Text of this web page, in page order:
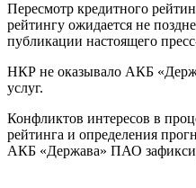
Пересмотр кредитного
рейтингу ожидается не
публикации настоящего
НКР не оказывало АКБ
услуг.
Конфликтов интересов в
рейтинга и определения
АКБ «Держава» ПАО